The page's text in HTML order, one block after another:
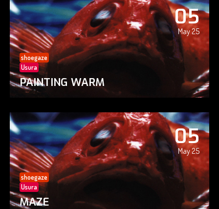
05
May 25
shoegaze
Usura
PAINTING WARM
05
May 25
shoegaze
Usura
MAZE